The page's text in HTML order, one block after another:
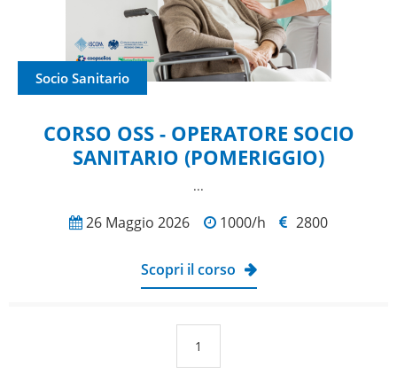
Socio Sanitario
CORSO OSS - OPERATORE SOCIO
SANITARIO (POMERIGGIO)
...
26 Maggio 2026 1000/h 2800
Scopri il corso
1